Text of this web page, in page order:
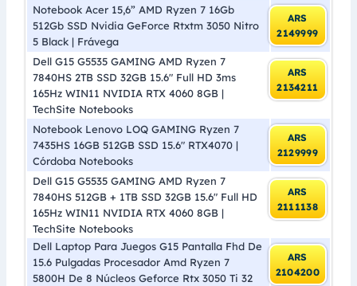
Notebook Acer 15,6” AMD Ryzen 7 16Gb
512Gb SSD Nvidia GeForce Rtxtm 3050 Nitro
5 Black | Frávega
ARS
2149999
Dell G15 G5535 GAMING AMD Ryzen 7
7840HS 2TB SSD 32GB 15.6″ Full HD 3ms
165Hz WIN11 NVIDIA RTX 4060 8GB |
TechSite Notebooks
ARS
2134211
Notebook Lenovo LOQ GAMING Ryzen 7
7435HS 16GB 512GB SSD 15.6″ RTX4070 |
Córdoba Notebooks
ARS
2129999
Dell G15 G5535 GAMING AMD Ryzen 7
7840HS 512GB + 1TB SSD 32GB 15.6″ Full HD
165Hz WIN11 NVIDIA RTX 4060 8GB |
TechSite Notebooks
ARS
2111138
Dell Laptop Para Juegos G15 Pantalla Fhd De
15.6 Pulgadas Procesador Amd Ryzen 7
5800H De 8 Núcleos Geforce Rtx 3050 Ti 32
ARS
2104200